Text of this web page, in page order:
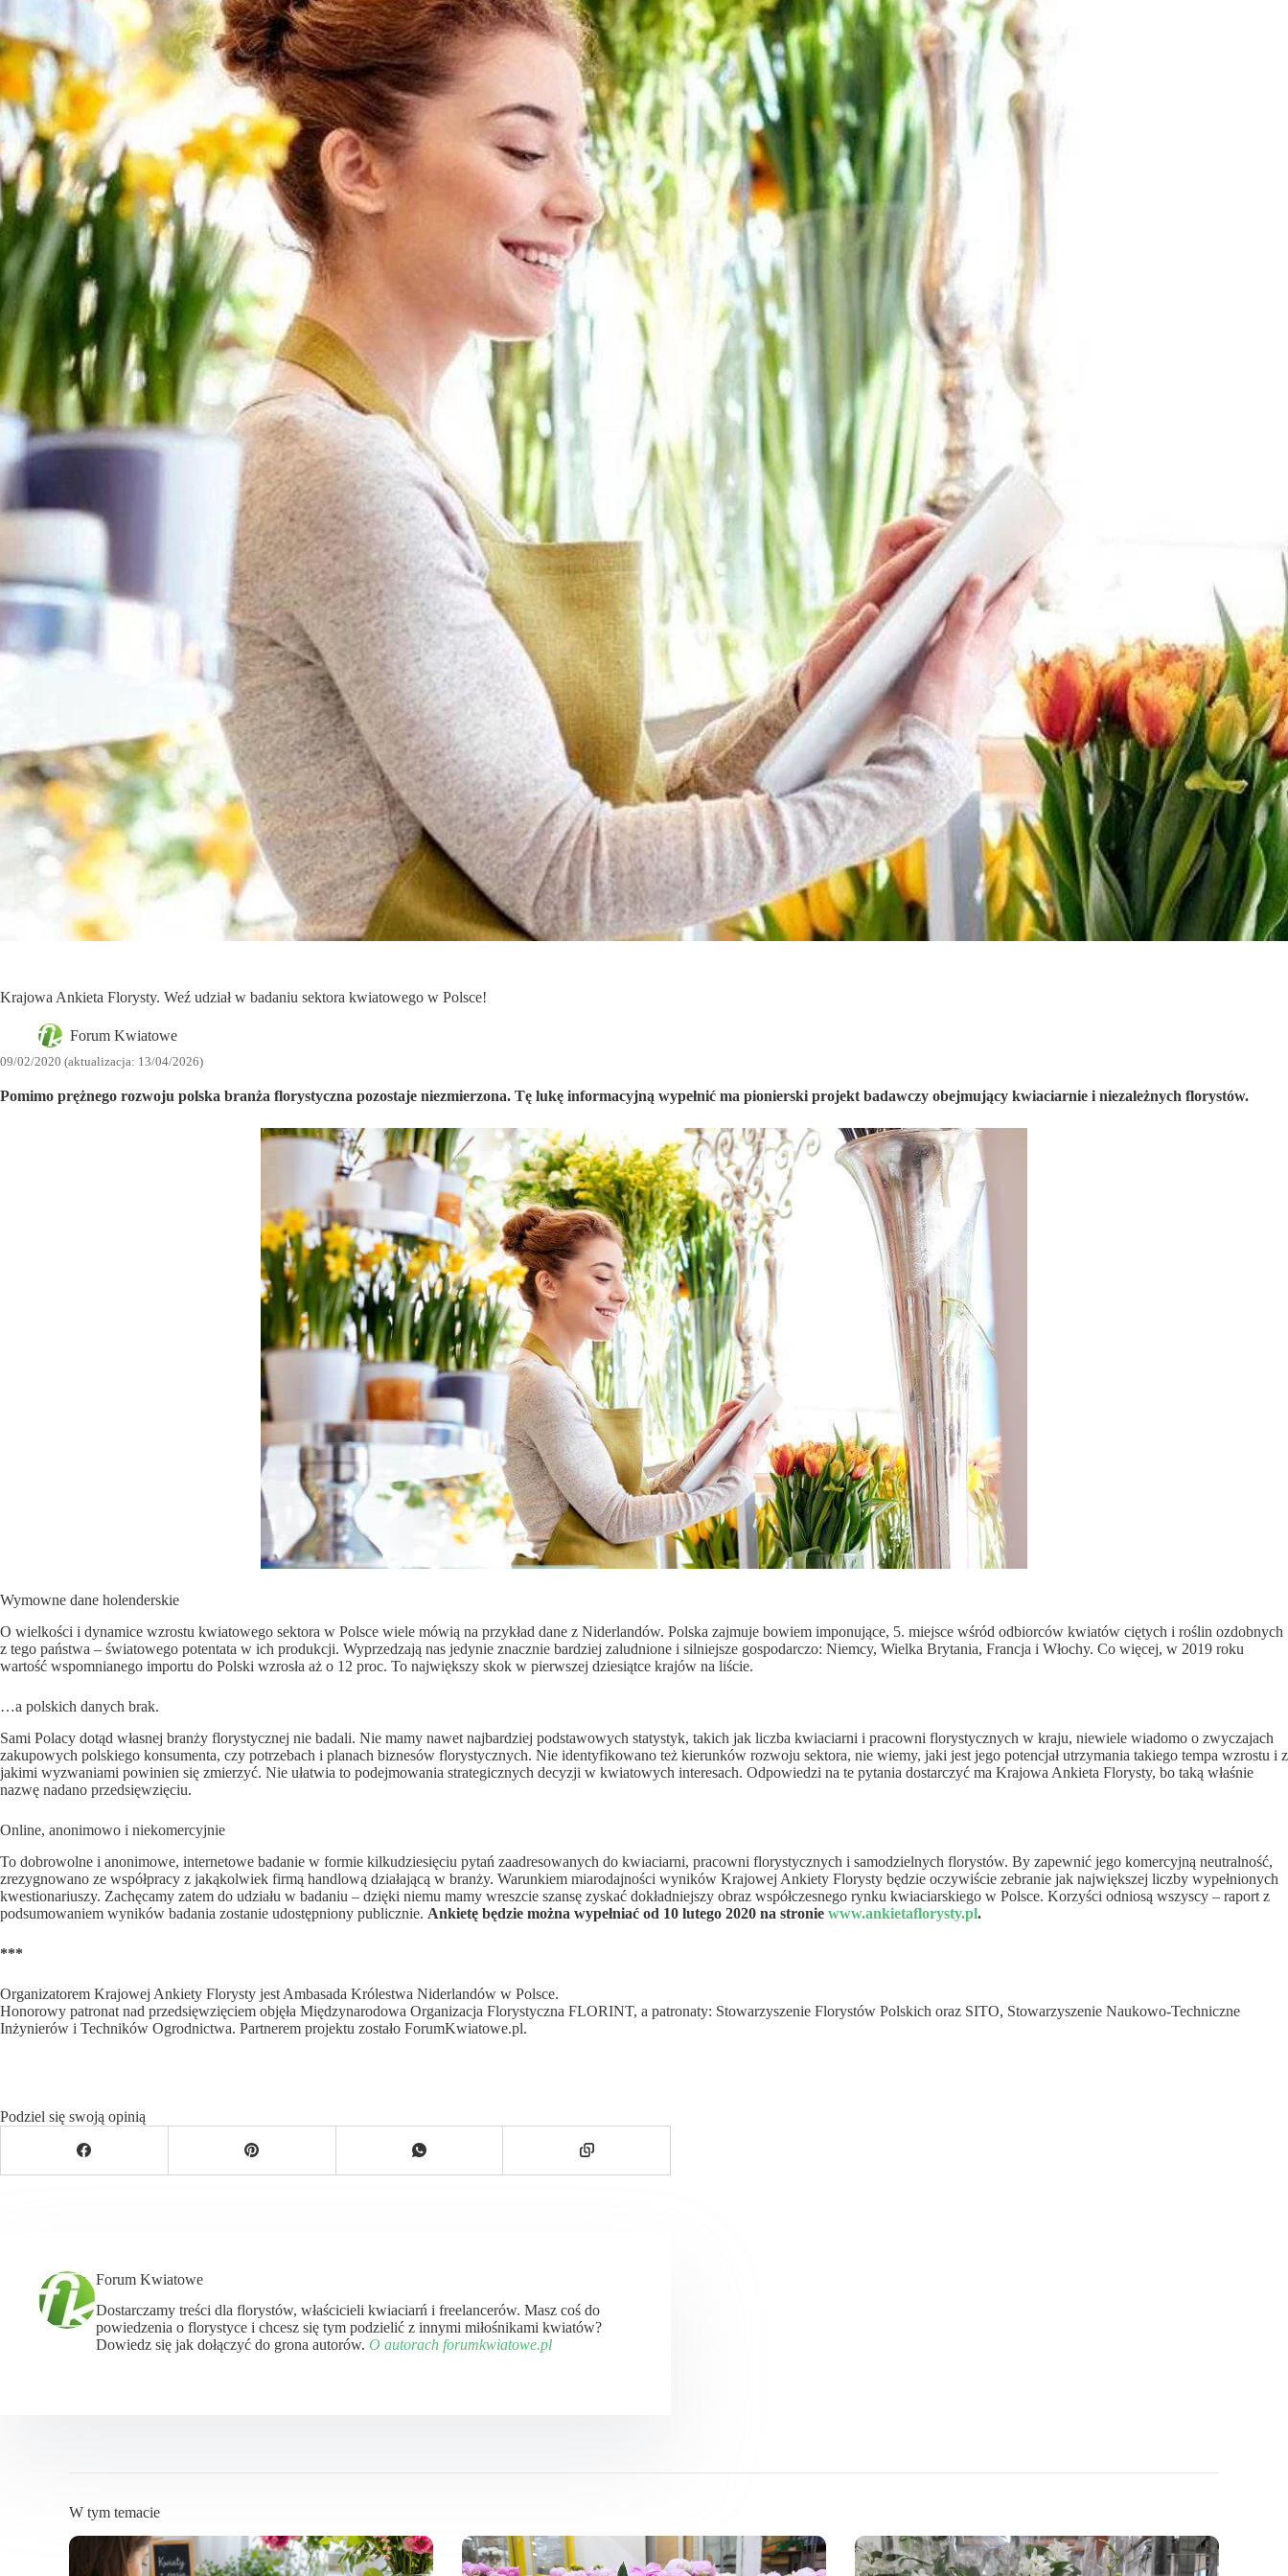
Krajowa Ankieta Florysty. Weź udział w badaniu sektora kwiatowego w Polsce!
Forum Kwiatowe
09/02/2020 (aktualizacja: 13/04/2026)
Pomimo prężnego rozwoju polska branża florystyczna pozostaje niezmierzona. Tę lukę informacyjną wypełnić ma pionierski projekt badawczy obejmujący kwiaciarnie i niezależnych florystów.
Wymowne dane holenderskie
O wielkości i dynamice wzrostu kwiatowego sektora w Polsce wiele mówią na przykład dane z Niderlandów. Polska zajmuje bowiem imponujące, 5. miejsce wśród odbiorców kwiatów ciętych i roślin ozdobnych
z tego państwa – światowego potentata w ich produkcji. Wyprzedzają nas jedynie znacznie bardziej zaludnione i silniejsze gospodarczo: Niemcy, Wielka Brytania, Francja i Włochy. Co więcej, w 2019 roku
wartość wspomnianego importu do Polski wzrosła aż o 12 proc. To największy skok w pierwszej dziesiątce krajów na liście.
…a polskich danych brak.
Sami Polacy dotąd własnej branży florystycznej nie badali. Nie mamy nawet najbardziej podstawowych statystyk, takich jak liczba kwiaciarni i pracowni florystycznych w kraju, niewiele wiadomo o zwyczajach
zakupowych polskiego konsumenta, czy potrzebach i planach biznesów florystycznych. Nie identyfikowano też kierunków rozwoju sektora, nie wiemy, jaki jest jego potencjał utrzymania takiego tempa wzrostu i z
jakimi wyzwaniami powinien się zmierzyć. Nie ułatwia to podejmowania strategicznych decyzji w kwiatowych interesach. Odpowiedzi na te pytania dostarczyć ma Krajowa Ankieta Florysty, bo taką właśnie
nazwę nadano przedsięwzięciu.
Online, anonimowo i niekomercyjnie
To dobrowolne i anonimowe, internetowe badanie w formie kilkudziesięciu pytań zaadresowanych do kwiaciarni, pracowni florystycznych i samodzielnych florystów. By zapewnić jego komercyjną neutralność,
zrezygnowano ze współpracy z jakąkolwiek firmą handlową działającą w branży. Warunkiem miarodajności wyników Krajowej Ankiety Florysty będzie oczywiście zebranie jak największej liczby wypełnionych
kwestionariuszy. Zachęcamy zatem do udziału w badaniu – dzięki niemu mamy wreszcie szansę zyskać dokładniejszy obraz współczesnego rynku kwiaciarskiego w Polsce. Korzyści odniosą wszyscy – raport z
podsumowaniem wyników badania zostanie udostępniony publicznie. Ankietę będzie można wypełniać od 10 lutego 2020 na stronie www.ankietaflorysty.pl.
***
Organizatorem Krajowej Ankiety Florysty jest Ambasada Królestwa Niderlandów w Polsce.
Honorowy patronat nad przedsięwzięciem objęła Międzynarodowa Organizacja Florystyczna FLORINT, a patronaty: Stowarzyszenie Florystów Polskich oraz SITO, Stowarzyszenie Naukowo-Techniczne
Inżynierów i Techników Ogrodnictwa. Partnerem projektu zostało ForumKwiatowe.pl.
Podziel się swoją opinią
Forum Kwiatowe
Dostarczamy treści dla florystów, właścicieli kwiaciarń i freelancerów. Masz coś do
powiedzenia o florystyce i chcesz się tym podzielić z innymi miłośnikami kwiatów?
Dowiedz się jak dołączyć do grona autorów. O autorach forumkwiatowe.pl
W tym temacie